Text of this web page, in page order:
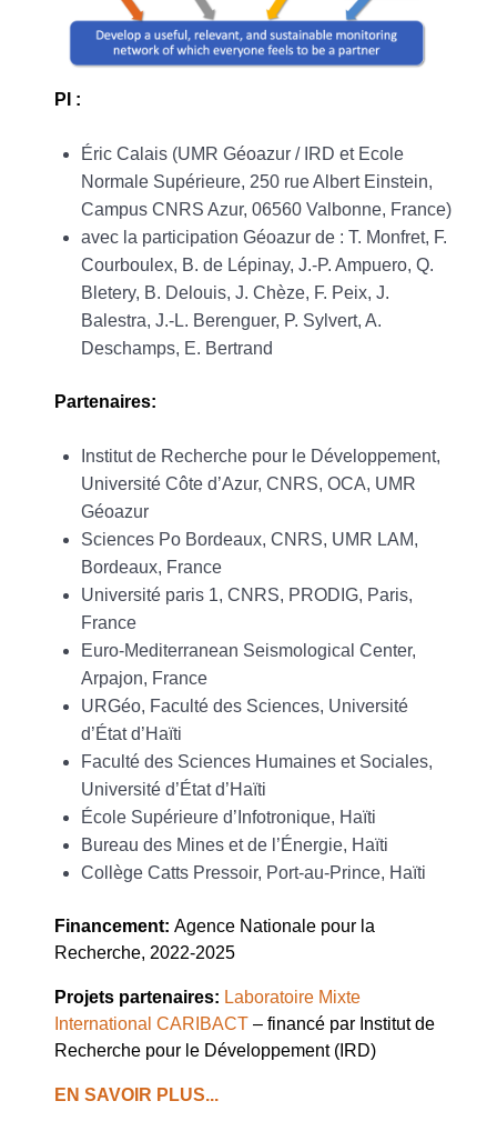
PI :
Éric Calais (UMR Géoazur / IRD et Ecole
Normale Supérieure, 250 rue Albert Einstein,
Campus CNRS Azur, 06560 Valbonne, France)
avec la participation Géoazur de : T. Monfret, F.
Courboulex, B. de Lépinay, J.-P. Ampuero, Q.
Bletery, B. Delouis, J. Chèze, F. Peix, J.
Balestra, J.-L. Berenguer, P. Sylvert, A.
Deschamps, E. Bertrand
Partenaires:
Institut de Recherche pour le Développement,
Université Côte d’Azur, CNRS, OCA, UMR
Géoazur
Sciences Po Bordeaux, CNRS, UMR LAM,
Bordeaux, France
Université paris 1, CNRS, PRODIG, Paris,
France
Euro-Mediterranean Seismological Center,
Arpajon, France
URGéo, Faculté des Sciences, Université
d’État d’Haïti
Faculté des Sciences Humaines et Sociales,
Université d’État d’Haïti
École Supérieure d’Infotronique, Haïti
Bureau des Mines et de l’Énergie, Haïti
Collège Catts Pressoir, Port-au-Prince, Haïti
Financement: Agence Nationale pour la
Recherche, 2022-2025
Projets partenaires: Laboratoire Mixte
International CARIBACT – financé par Institut de
Recherche pour le Développement (IRD)
EN SAVOIR PLUS...